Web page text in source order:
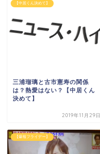
【中居くん決めて】
三浦瑠璃と古市憲寿の関係
は？熱愛はない？【中居くん
決めて】
2019年11月29日
【爆報フライデー】